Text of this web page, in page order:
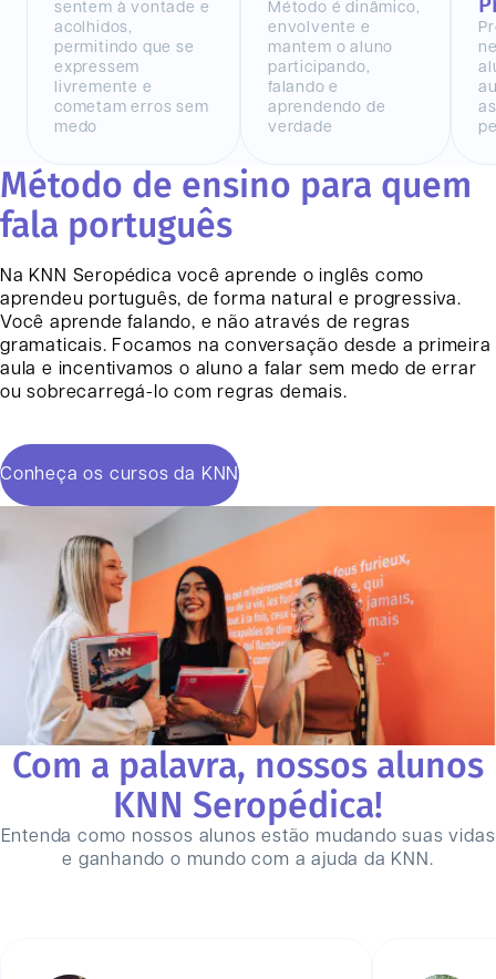
sentem à vontade e
acolhidos,
permitindo que se
expressem
livremente e
cometam erros sem
medo
Método é dinâmico,
envolvente e
mantem o aluno
participando,
falando e
aprendendo de
verdade
Método de ensino para quem
fala português
Na KNN Seropédica você aprende o inglês como
aprendeu português, de forma natural e progressiva.
Você aprende falando, e não através de regras
gramaticais. Focamos na conversação desde a primeira
aula e incentivamos o aluno a falar sem medo de errar
ou sobrecarregá-lo com regras demais.
Conheça os cursos da KNN
Com a palavra, nossos alunos
KNN Seropédica!
Entenda como nossos alunos estão mudando suas vidas
e ganhando o mundo com a ajuda da KNN.